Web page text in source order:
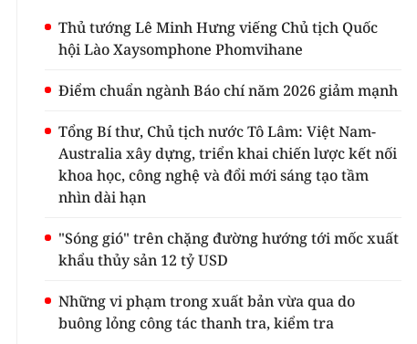
Thủ tướng Lê Minh Hưng viếng Chủ tịch Quốc
hội Lào Xaysomphone Phomvihane
Điểm chuẩn ngành Báo chí năm 2026 giảm mạnh
Tổng Bí thư, Chủ tịch nước Tô Lâm: Việt Nam-
Australia xây dựng, triển khai chiến lược kết nối
khoa học, công nghệ và đổi mới sáng tạo tầm
nhìn dài hạn
"Sóng gió" trên chặng đường hướng tới mốc xuất
khẩu thủy sản 12 tỷ USD
Những vi phạm trong xuất bản vừa qua do
buông lỏng công tác thanh tra, kiểm tra